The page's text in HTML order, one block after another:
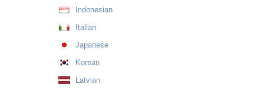
Indonesian
Italian
Japanese
Korean
Latvian